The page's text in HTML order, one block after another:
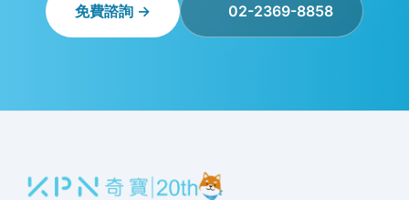
免費諮詢 → 02-2369-8858